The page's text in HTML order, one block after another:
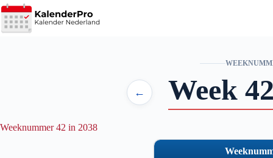
Ga
naar
de
← Week
Weeknummer 42 in 2038